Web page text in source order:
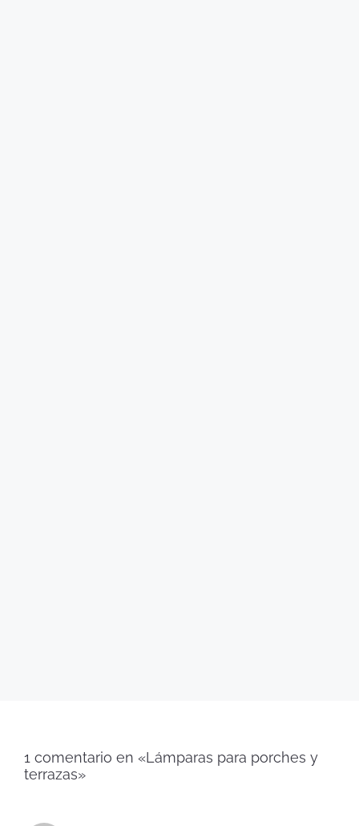
1 comentario en «Lámparas para porches y
terrazas»